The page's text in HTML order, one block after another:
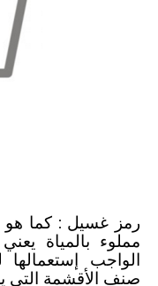
رمز غسيل : كما هو
مملوء بالمياة
الواجب
صنف الأقشمة التي